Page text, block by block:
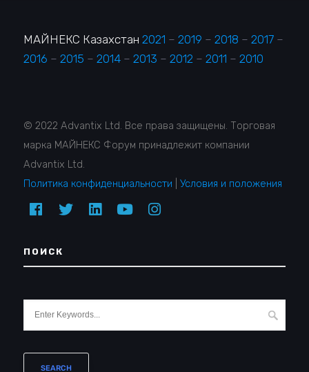
МАЙНЕКС Казахстан2021 – 2019 – 2018 – 2017 –
2016 – 2015 – 2014 – 2013 – 2012 – 2011 – 2010
© 2022 Advantix Ltd. Все права защищены. Торговая
марка МАЙНЕКС Форум принадлежит компании
Advantix Ltd.
Политика конфиденциальности |Условия и положения
ПОИСК